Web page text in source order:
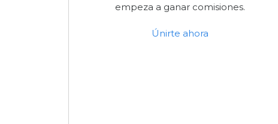
empeza a ganar comisiones.
Únirte ahora